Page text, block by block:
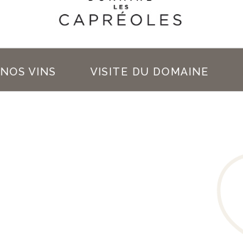
NOS VINS VISITE DU DOMAINE